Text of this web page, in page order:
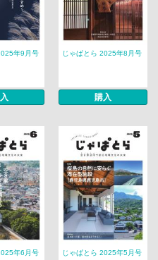
年9月号 じゃぱとら 2025年8月号
購入
年6月号 じゃぱとら 2025年5月号